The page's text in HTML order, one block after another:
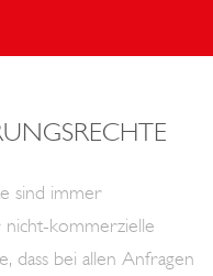
sind immer
nicht-kommerzielle
dass bei allen Anfragen